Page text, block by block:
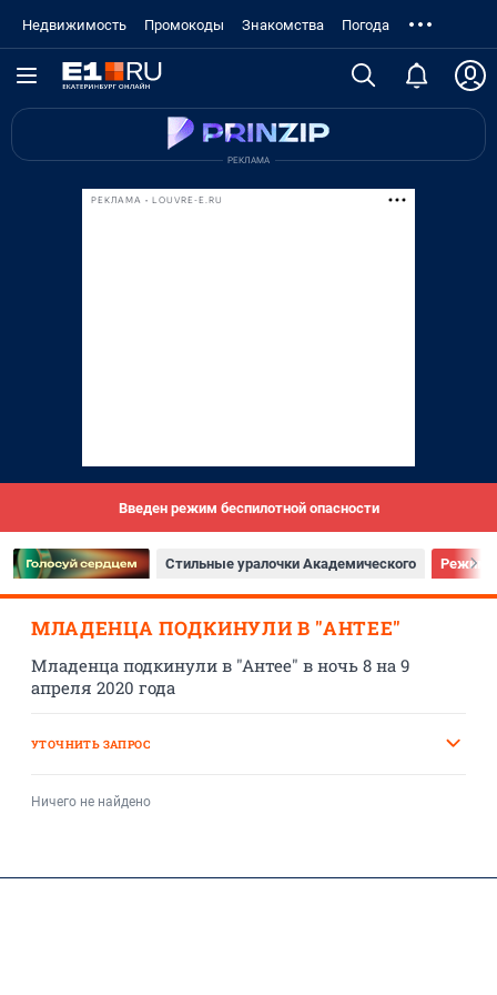
Недвижимость Промокоды Знакомства Погода
РЕКЛАМА
РЕКЛАМА • LOUVRE-E.RU
Введен режим беспилотной опасности
Стильные уралочки Академического Режим
МЛАДЕНЦА ПОДКИНУЛИ В "АНТЕЕ"
Младенца подкинули в "Антее" в ночь 8 на 9
апреля 2020 года
УТОЧНИТЬ ЗАПРОС
Ничего не найдено